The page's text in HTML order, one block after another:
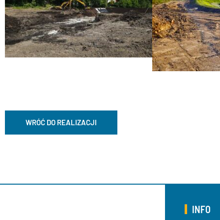
WRÓĆ DO REALIZACJI
INFO